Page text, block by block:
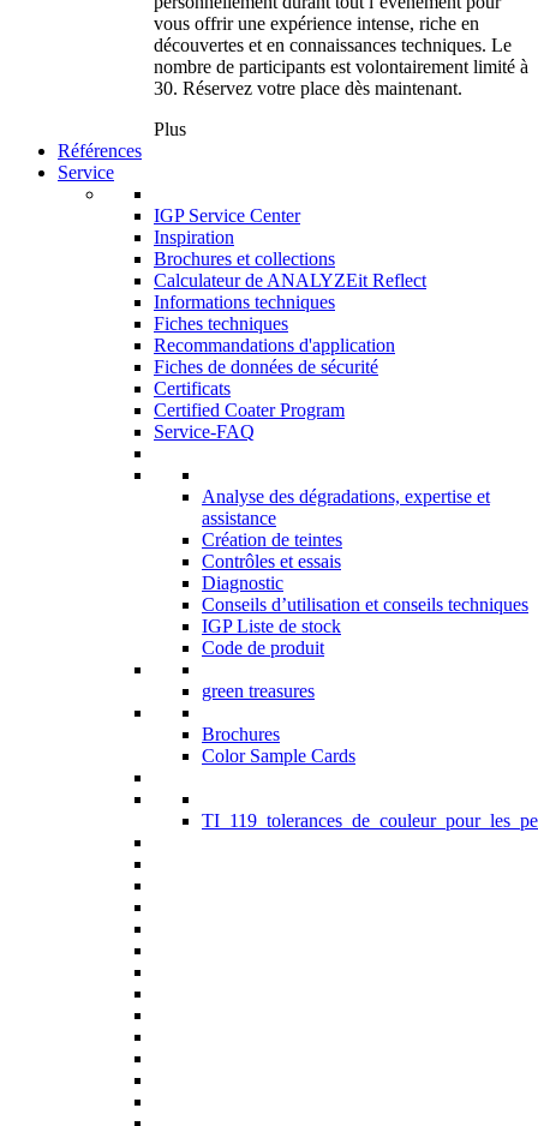
vous offrir une expérience intense, riche en
découvertes et en connaissances techniques. Le
nombre de participants est volontairement limité à
30. Réservez votre place dès maintenant.
Plus
Références
Service
IGP Service Center
Inspiration
Brochures et collections
Calculateur de ANALYZEit Reflect
Informations techniques
Fiches techniques
Recommandations d'application
Fiches de données de sécurité
Certificats
Certified Coater Program
Service-FAQ
Analyse des dégradations, expertise et
assistance
Création de teintes
Contrôles et essais
Diagnostic
Conseils d’utilisation et conseils techniques
IGP Liste de stock
Code de produit
green treasures
Brochures
Color Sample Cards